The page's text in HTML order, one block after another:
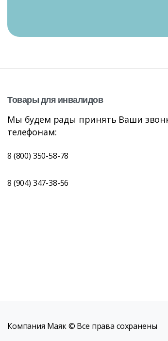
Товарыдля инвалидов
Мы будем рады принять Ваши
телефонам:
8 (800) 350-58-78
8 (904) 347-38-56
Компания Маяк © Все права сохранены